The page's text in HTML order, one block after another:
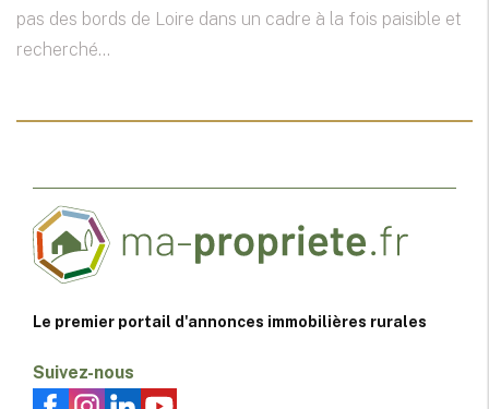
pas des bords de Loire dans un cadre à la fois paisible et
recherché...
Le premier portail d'annonces immobilières rurales
Suivez-nous